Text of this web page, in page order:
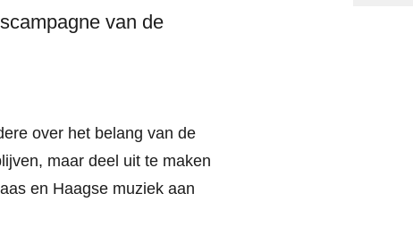
van de
over het belang van de
maar deel uit te maken
en Haagse muziek aan